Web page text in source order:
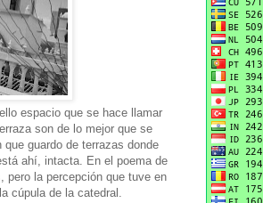
espacio que se hace llamar
son de lo mejor que se
guardo de terrazas donde
ahí, intacta. En el poema de
pero la percepción que tuve en
cúpula de la catedral.